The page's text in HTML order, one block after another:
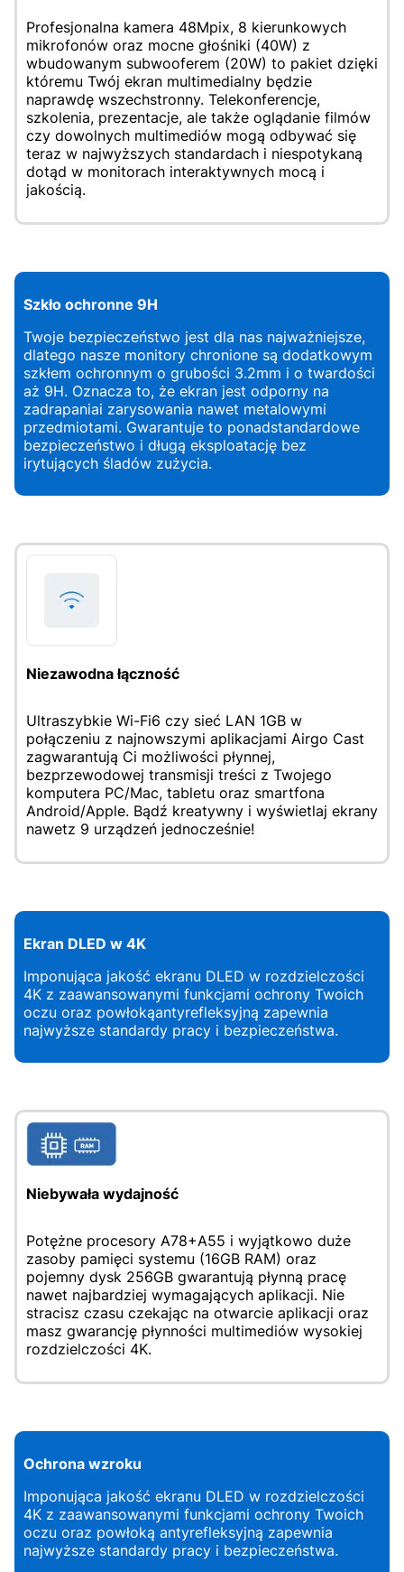
Profesjonalna kamera 48Mpix, 8 kierunkowych
mikrofonów oraz mocne głośniki (40W) z
wbudowanym subwooferem (20W) to pakiet dzięki
któremu Twój ekran multimedialny będzie
naprawdę wszechstronny. Telekonferencje,
szkolenia, prezentacje, ale także oglądanie filmów
czy dowolnych multimediów mogą odbywać się
teraz w najwyższych standardach i niespotykaną
dotąd w monitorach interaktywnych mocą i
jakością.
Szkło ochronne 9H
Twoje bezpieczeństwo jest dla nas najważniejsze,
dlatego nasze monitory chronione są dodatkowym
szkłem ochronnym o grubości 3.2mm i o twardości
aż 9H. Oznacza to, że ekran jest odporny na
zadrapaniai zarysowania nawet metalowymi
przedmiotami. Gwarantuje to ponadstandardowe
bezpieczeństwo i długą eksploatację bez
irytujących śladów zużycia.
Niezawodna łączność
Ultraszybkie Wi-Fi6 czy sieć LAN 1GB w
połączeniu z najnowszymi aplikacjami Airgo Cast
zagwarantują Ci możliwości płynnej,
bezprzewodowej transmisji treści z Twojego
komputera PC/Mac, tabletu oraz smartfona
Android/Apple. Bądź kreatywny i wyświetlaj ekrany
nawetz 9 urządzeń jednocześnie!
Ekran DLED w 4K
Imponująca jakość ekranu DLED w rozdzielczości
4K z zaawansowanymi funkcjami ochrony Twoich
oczu oraz powłokąantyrefleksyjną zapewnia
najwyższe standardy pracy i bezpieczeństwa.
Niebywała wydajność
Potężne procesory A78+A55 i wyjątkowo duże
zasoby pamięci systemu (16GB RAM) oraz
pojemny dysk 256GB gwarantują płynną pracę
nawet najbardziej wymagających aplikacji. Nie
stracisz czasu czekając na otwarcie aplikacji oraz
masz gwarancję płynności multimediów wysokiej
rozdzielczości 4K.
Ochrona wzroku
Imponująca jakość ekranu DLED w rozdzielczości
4K z zaawansowanymi funkcjami ochrony Twoich
oczu oraz powłoką antyrefleksyjną zapewnia
najwyższe standardy pracy i bezpieczeństwa.